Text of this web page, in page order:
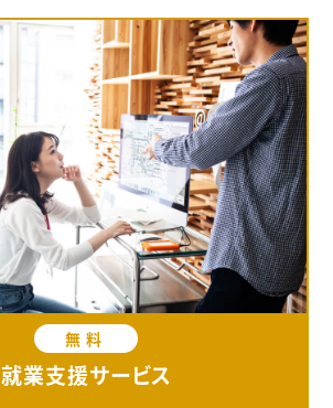
無料
就業支援サービス